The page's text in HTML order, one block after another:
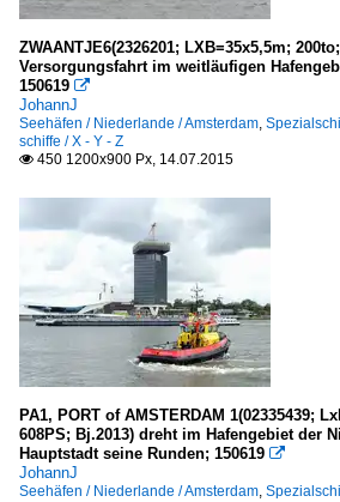
ZWAANTJE6(2326201; LXB=35x5,5m;
Versorgungsfahrt im weitläufigen
150619 
JohannJ
Seehäfen / Niederlande / Amsterdam,
schiffe / X - Y - Z
 450 1200x900 Px, 14.07.2015
PA1, PORT of AMSTERDAM 1(02335439;
608PS; Bj.2013) dreht im Hafengebiet der
Hauptstadt seine Runden; 150619 
JohannJ
Seehäfen / Niederlande / Amsterdam,